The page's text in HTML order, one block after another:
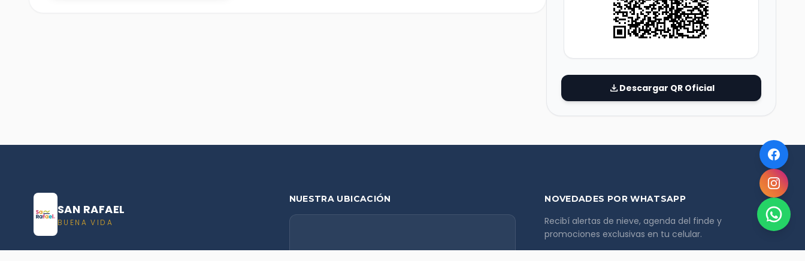
downloadDescargar QR Oficial
SAN RAFAEL
BUENA VIDA
NUESTRA UBICACIÓN NOVEDADES POR WHATSAPP
Recibí alertas de nieve, agenda del finde y
promociones exclusivas en tu celular.